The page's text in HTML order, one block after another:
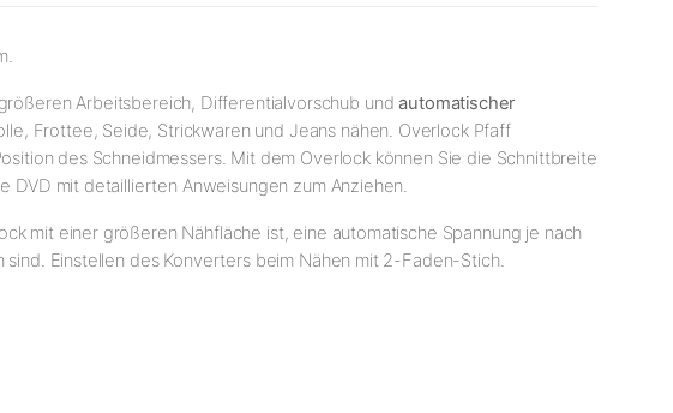
Arbeitsbereich, Differentialvorschub undautomatischer
Frottee, Seide, Strickwaren und Jeans nähen. Overlock Pfaff
des Schneidmessers. Mit dem Overlock können Sie die Schnittbreite
DVD mit detaillierten Anweisungen zum Anziehen.
mit einer größeren Nähfläche ist, eine automatische Spannung je nach
Einstellen des Konverters beim Nähen mit 2-Faden-Stich.